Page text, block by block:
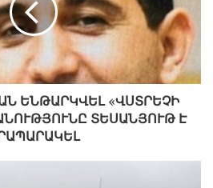
կորուստներ չկան:
ԵՆԹԱՐԿՎԵԼ «ՎՍՏՐԵՉԻ
ՏԵՍԱՆՅՈՒԹ Է